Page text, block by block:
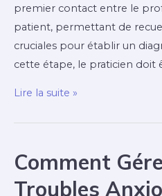
premier contact entre le
patient, permettant de
cruciales pour établir un
cette étape, le praticien doit
Prise
l’insuffisance
cardiaque
Lire la suite »
Comment
Troubles